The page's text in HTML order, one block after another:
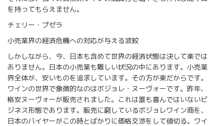
を持ってもらえません。
チェリー・プゼラ
小売業界の経済危機への対応が与える波紋
しかしながら、今、日本も含めて世界の経済状態は決して楽では
ありません。日本の小売業も難しい状況の中にあります。小売業
界全体が、安いものを追求しています。その方が楽だからです。
ワインの世界で象徴的なのはボジョレ・ヌーヴォーです。昨年、
格安ヌーヴォーが販売されました。これは誰も喜んではいないビ
ジネス形態であります。販売に窮しているボジョレワイン商を、
日本のバイヤーがこの時とばかりに価格交渉をして値切る。ワイ